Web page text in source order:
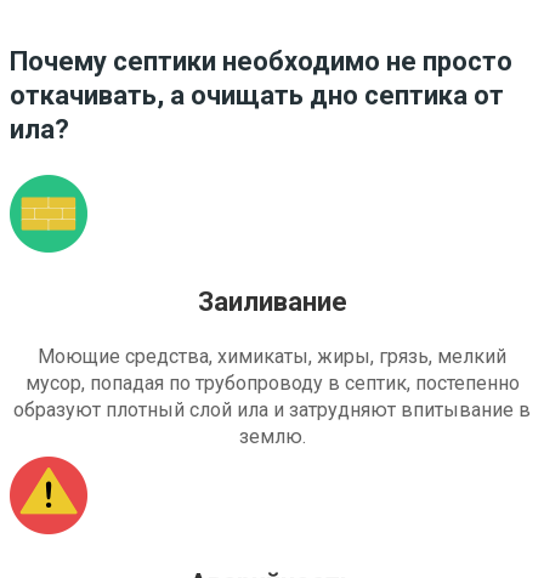
Почему септики необходимо не просто
откачивать, а очищать дно септика от
ила?
Заиливание
Моющие средства, химикаты, жиры, грязь, мелкий
мусор, попадая по трубопроводу в септик, постепенно
образуют плотный слой ила и затрудняют впитывание в
землю.